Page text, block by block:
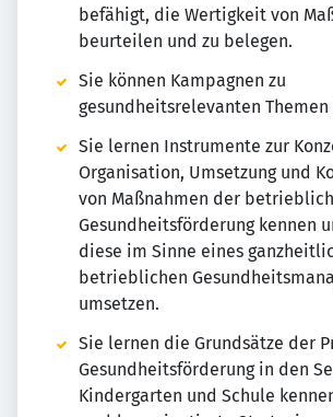
befähigt, die Wertigkeit von
beurteilen und zu belegen.
Sie können Kampagnen zu
gesundheitsrelevanten
Sie lernen Instrumente zur
Organisation, Umsetzung und
von Maßnahmen der
Gesundheitsförderung kennen
diese im Sinne eines
betrieblichen
umsetzen.
Sie lernen die Grundsätze der
Gesundheitsförderung in den
Kindergarten und Schule